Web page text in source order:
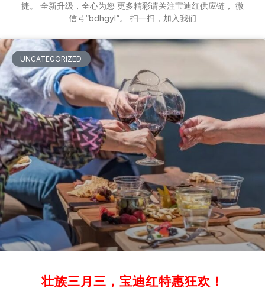
捷。 全新升级，全心为您 更多精彩请关注宝迪红供应链， 微
信号“bdhgyl“。 扫一扫，加入我们
UNCATEGORIZED
壮族三月三，宝迪红特惠狂欢！